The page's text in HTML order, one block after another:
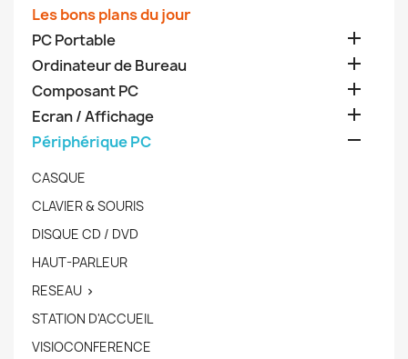
Les bons plans du jour
PC Portable

Ordinateur de Bureau 
Composant PC 
Ecran / Affichage 
Périphérique PC 
CASQUE
CLAVIER & SOURIS
DISQUE CD / DVD
HAUT-PARLEUR
RESEAU 
STATION D'ACCUEIL
VISIOCONFERENCE